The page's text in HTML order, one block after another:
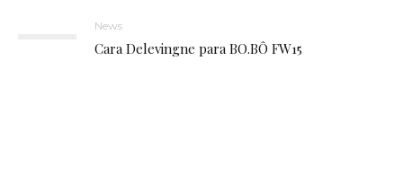
News
Cara Delevingne para BO.BÔ FW15